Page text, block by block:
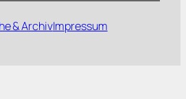
& ArchivImpressum